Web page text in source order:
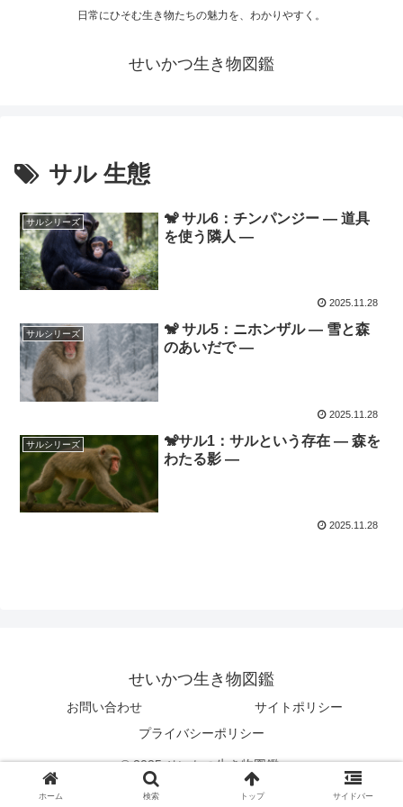
日常にひそむ生き物たちの魅力を、わかりやすく。
せいかつ生き物図鑑
サル 生態
サルシリーズ
🐒 サル6：チンパンジー ― 道具
を使う隣人 ―
2025.11.28
サルシリーズ
🐒 サル5：ニホンザル ― 雪と森
のあいだで ―
2025.11.28
サルシリーズ
🐒サル1：サルという存在 ― 森を
わたる影 ―
2025.11.28
せいかつ生き物図鑑
お問い合わせ
サイトポリシー
プライバシーポリシー
© 2025 せいかつ生き物図鑑.
ホーム 検索 トップ サイドバー